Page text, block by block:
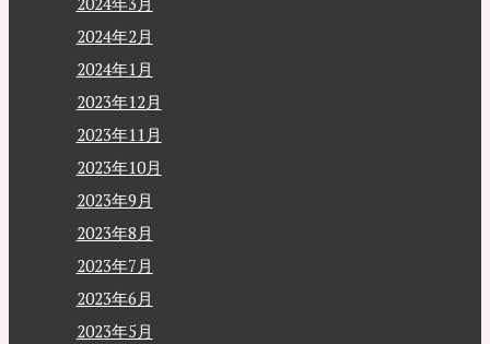
2024年2月
2024年1月
2023年12月
2023年11月
2023年10月
2023年9月
2023年8月
2023年7月
2023年6月
2023年5月